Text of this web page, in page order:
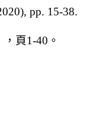
pp. 15-38.
頁1-40。